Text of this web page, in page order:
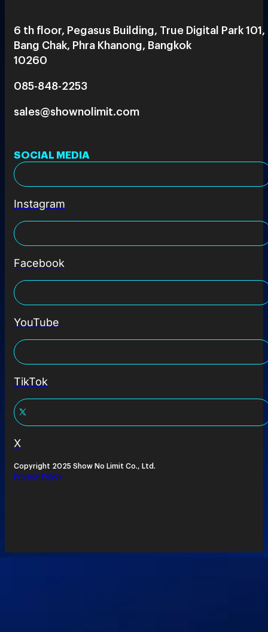
6 th floor, Pegasus Building, True Digital Park 101,
Bang Chak, Phra Khanong, Bangkok
10260
085-848-2253
sales@shownolimit.com
SOCIAL MEDIA
Instagram
Facebook
YouTube
TikTok
X
Copyright 2025 Show No Limit Co., Ltd.
Privacy Policy